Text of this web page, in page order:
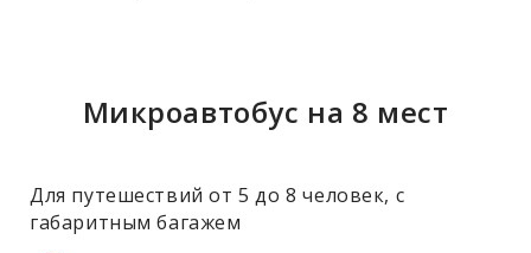
Микроавтобус на 8 мест
Для путешествий от 5 до 8 человек, с
габаритным багажем